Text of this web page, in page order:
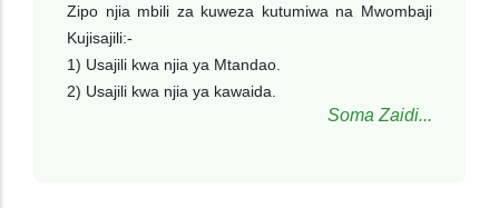
Zipo njia mbili za kuweza kutumiwa na Mwombaji
Kujisajili:-
1) Usajili kwa njia ya Mtandao.
2) Usajili kwa njia ya kawaida.
Soma Zaidi...